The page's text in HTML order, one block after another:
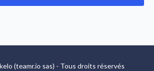
(teamr.io sas) - Tous droits réservés